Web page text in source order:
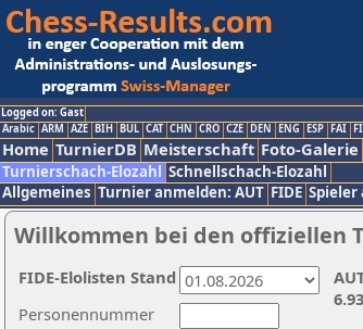
Logged on: Gast
Arabic ARM AZE BIH BUL CAT CHN CRO CZE DEN ENG ESP FAI
Home TurnierDB Meisterschaft Foto-Galerie
Turnierschach-Elozahl Schnellschach-Elozahl
Allgemeines Turnier anmelden: AUT FIDE Spieler
Willkommen bei den offiziellen
Personennummer
FIDE-Elolisten Stand